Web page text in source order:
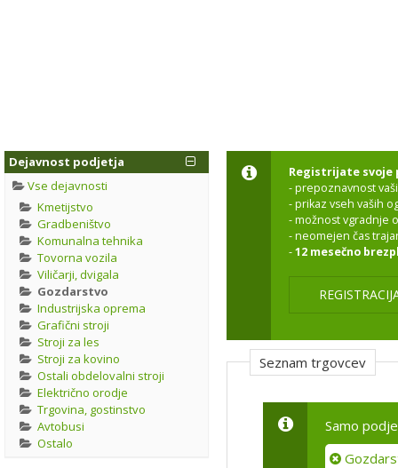
Dejavnost podjetja
Vse dejavnosti
Kmetijstvo
Gradbeništvo
Komunalna tehnika
Tovorna vozila
Viličarji, dvigala
Gozdarstvo
Industrijska oprema
Grafični stroji
Stroji za les
Stroji za kovino
Ostali obdelovalni stroji
Električno orodje
Trgovina, gostinstvo
Avtobusi
Ostalo
Registrijate svoje
- prepoznavnost
- prikaz vseh vaših
- možnost vgradnje
- neomejen čas
-12 mesečno
Seznam trgovcev
Samo